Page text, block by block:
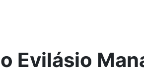
Evilásio